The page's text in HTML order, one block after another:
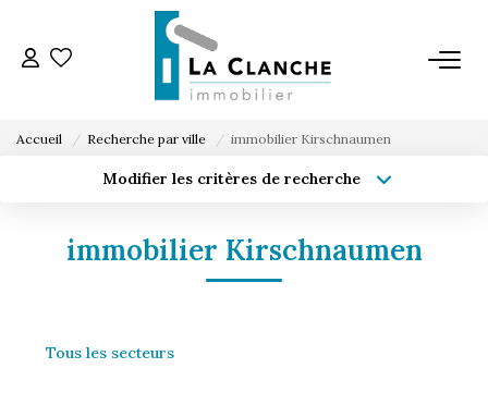
L'AGENCE
L'ÉQUIPE
VENTE
Accueil Recherche par ville immobilier Kirschnaumen
Modifier les critères de recherche
Type de bien
immobilier Kirschnaumen
Tous les secteurs